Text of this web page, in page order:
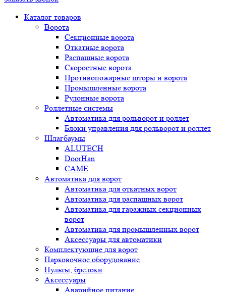
Каталог товаров
Ворота
Секционные ворота
Откатные ворота
Распашные ворота
Скоростные ворота
Противопожарные шторы и ворота
Промышленные ворота
Рулонные ворота
Роллетные системы
Автоматика для рольворот и роллет
Блоки управления для рольворот и роллет
Шлагбаумы
ALUTECH
DoorHan
CAME
Автоматика для ворот
Автоматика для откатных ворот
Автоматика для распашных ворот
Автоматика для гаражных секционных
ворот
Автоматика для промышленных ворот
Аксессуары для автоматики
Комплектующие для ворот
Парковочное оборудование
Пульты, брелоки
Аксессуары
Аварийное питание